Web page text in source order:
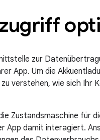
zur
App. Um die
verstehen, wie sich Ihr
Zustandsmaschine für
App damit interagiert.